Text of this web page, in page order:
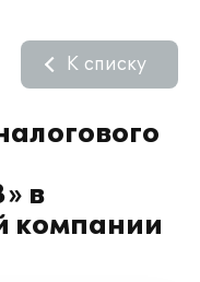
в
компании
К списку